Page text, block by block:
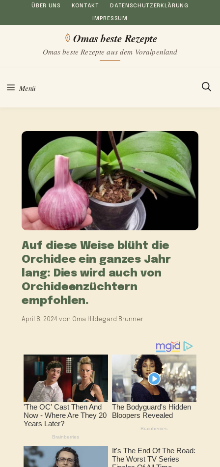
Inhalt
ÜBER UNS KONTAKT DATENSCHUTZERKLÄRUNG
IMPRESSUM
Omas beste Rezepte
Omas beste Rezepte aus dem Voralpenland
Menü
Auf diese Weise blüht die
Orchidee ein ganzes Jahr
lang: Dies wird auch von
Orchideenzüchtern
empfohlen.
April 8, 2024 von Oma Hildegard Brunner